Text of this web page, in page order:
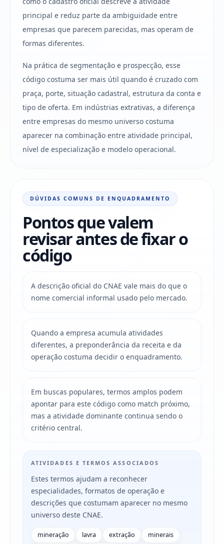
principal e reduz parte da ambiguidade entre
empresas que parecem parecidas, mas operam de
formas diferentes.
Na prática de segmentação e prospecção, esse
código costuma ser mais útil quando é cruzado com
praça, porte, situação cadastral, estrutura da conta e
tipo de oferta. Em indústrias extrativas, a diferença
entre empresas do mesmo universo costuma
aparecer na combinação entre atividade principal,
nível de especialização e modelo operacional.
DÚVIDAS COMUNS DE ENQUADRAMENTO
Pontos que valem
revisar antes de fixar o
código
A descrição oficial do CNAE vale mais do que o
nome comercial informal usado pelo mercado.
Quando a empresa acumula atividades
diferentes, a preponderância da receita e da
operação costuma decidir o enquadramento.
Em buscas populares, termos amplos podem
apontar para este código como match próximo,
mas a atividade dominante continua sendo o
critério central.
ATIVIDADES E TERMOS ASSOCIADOS
Estes termos ajudam a reconhecer
especialidades, formatos de operação e
descrições que costumam aparecer no mesmo
universo deste CNAE.
mineração lavra extração
minerais